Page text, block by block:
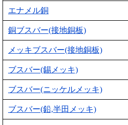
エナメル銅
銅ブスバー(接地銅板)
メッキブスバー(接地銅板)
ブスバー(錫メッキ)
ブスバー(ニッケルメッキ)
ブスバー(鉛,半田メッキ)